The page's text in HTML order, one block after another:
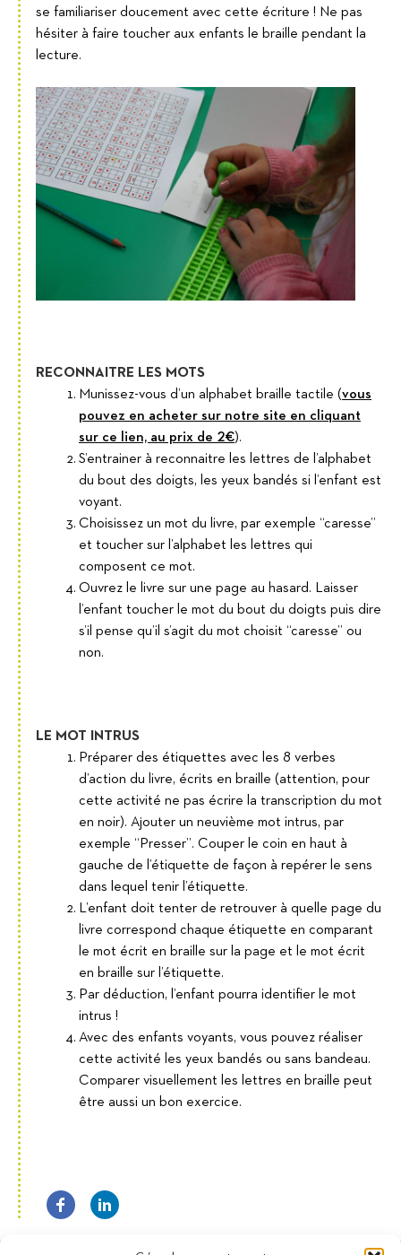
se familiariser doucement avec cette écriture ! Ne pas
hésiter à faire toucher aux enfants le braille pendant la
lecture.
RECONNAITRE LES MOTS
Munissez-vous d’un alphabet braille tactile (vous
pouvez en acheter sur notre site en cliquant
sur ce lien, au prix de 2€).
S’entrainer à reconnaitre les lettres de l’alphabet
du bout des doigts, les yeux bandés si l’enfant est
voyant.
Choisissez un mot du livre, par exemple “caresse”
et toucher sur l’alphabet les lettres qui
composent ce mot.
Ouvrez le livre sur une page au hasard. Laisser
l’enfant toucher le mot du bout du doigts puis dire
s’il pense qu’il s’agit du mot choisit “caresse” ou
non.
LE MOT INTRUS
Préparer des étiquettes avec les 8 verbes
d’action du livre, écrits en braille (attention, pour
cette activité ne pas écrire la transcription du mot
en noir). Ajouter un neuvième mot intrus, par
exemple “Presser”. Couper le coin en haut à
gauche de l’étiquette de façon à repérer le sens
dans lequel tenir l’étiquette.
L’enfant doit tenter de retrouver à quelle page du
livre correspond chaque étiquette en comparant
le mot écrit en braille sur la page et le mot écrit
en braille sur l’étiquette.
Par déduction, l’enfant pourra identifier le mot
intrus !
Avec des enfants voyants, vous pouvez réaliser
cette activité les yeux bandés ou sans bandeau.
Comparer visuellement les lettres en braille peut
être aussi un bon exercice.